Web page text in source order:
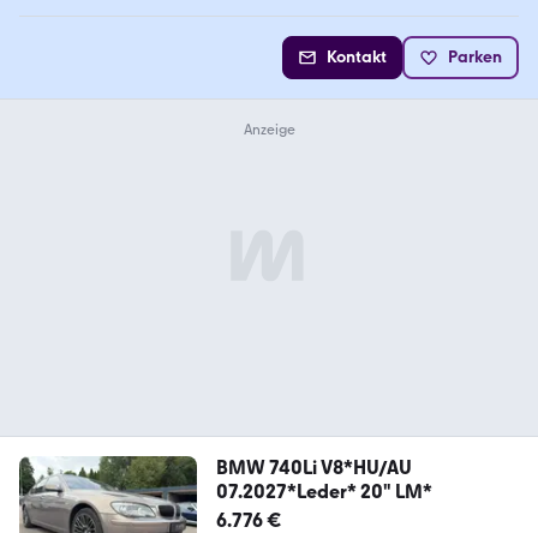
Kontakt Parken
BMW 740Li V8*HU/AU
07.2027*Leder* 20" LM*
6.776 €